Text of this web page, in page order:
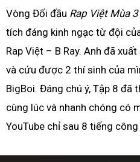
Vòng Đối đầu Rap Việt Mùa 3
tích đáng kinh ngạc từ đội
Rap Việt – B Ray. Anh đã
và cứu được 2 thí sinh của
BigBoi. Đáng chú ý, Tập 8 đã
cùng lúc và nhanh chóng có
YouTube chỉ sau 8 tiếng công